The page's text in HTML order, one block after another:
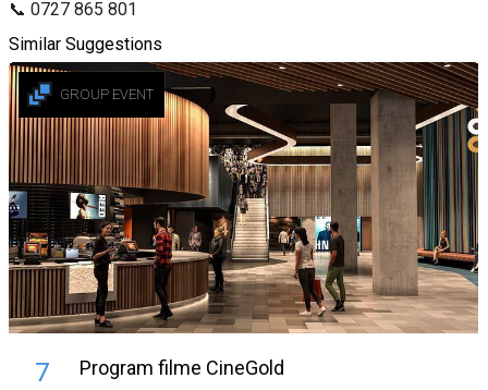
📞 0727 865 801
Similar Suggestions
GROUP EVENT
7 Program filme CineGold